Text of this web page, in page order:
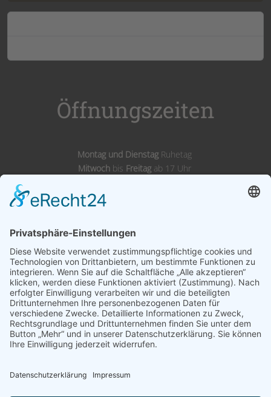
Öffnungszeiten
Montag und DienstagRuhetag
Mitwochbis Freitagab 17 Uhr
Adresse
Landgasthof Wörnitz Stuben
Inh. Karl Kirsch